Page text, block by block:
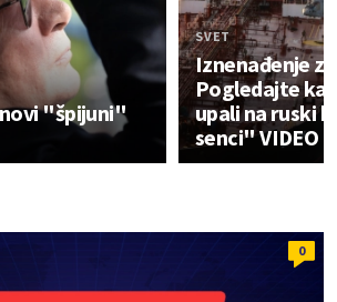
"špijuni"
SVET
Iznenađenje
Pogledajte
upali na ruski
senci" VIDEO
0